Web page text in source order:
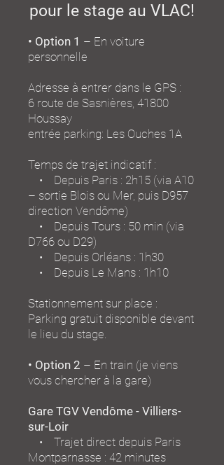
pour le stage au VLAC!
• Option 1 – En voiture
personnelle
Adresse à entrer dans le GPS :
6 route de Sasnières, 41800
Houssay
entrée parking: Les Ouches 1A
Temps de trajet indicatif :
• Depuis Paris : 2h15 (via A10
– sortie Blois ou Mer, puis D957
direction Vendôme)
• Depuis Tours : 50 min (via
D766 ou D29)
• Depuis Orléans : 1h30
• Depuis Le Mans : 1h10
Stationnement sur place :
Parking gratuit disponible devant
le lieu du stage.
• Option 2 – En train (je viens
vous chercher à la gare)
Gare TGV Vendôme - Villiers-
sur-Loir
• Trajet direct depuis Paris
Montparnasse : 42 minutes